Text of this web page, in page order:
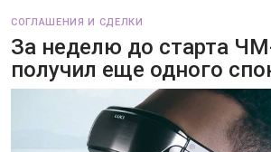
СОГЛАШЕНИЯ И СДЕЛКИ
За неделю до старта
получил еще одного